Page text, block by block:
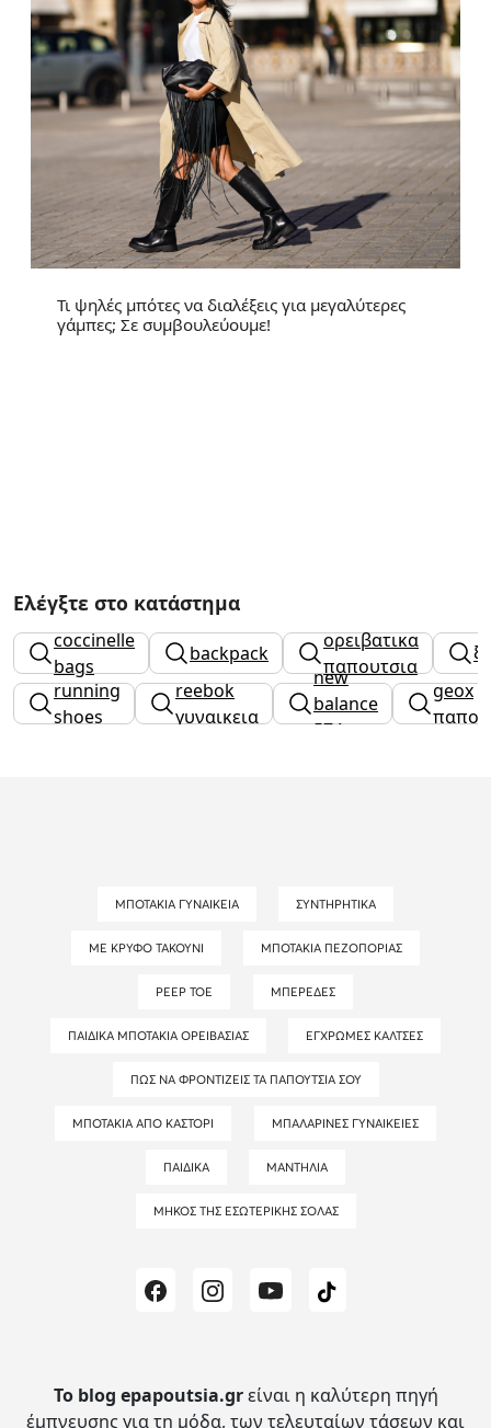
Τι ψηλές μπότες να διαλέξεις για μεγαλύτερες
γάμπες; Σε συμβουλεύουμε!
Ελέγξτε στο κατάστημα
coccinelle
bags
backpack
ορειβατικα
παπουτσια
running
shoes
reebok
γυναικεια
new
balance
574
geox
ΜΠΟΤΆΚΙΑ ΓΥΝΑΙΚΕΊΑ ΣΥΝΤΗΡΗΤΙΚΆ
ΜΕ ΚΡΥΦΌ ΤΑΚΟΎΝΙ ΜΠΟΤΆΚΙΑ ΠΕΖΟΠΟΡΊΑΣ
PEEP TOE ΜΠΕΡΈΔΕΣ
ΠΑΙΔΙΚΆ ΜΠΟΤΆΚΙΑ ΟΡΕΙΒΑΣΊΑΣ ΈΓΧΡΩΜΕΣ ΚΆΛΤΣΕΣ
ΠΏΣ ΝΑ ΦΡΟΝΤΊΖΕΙΣ ΤΑ ΠΑΠΟΎΤΣΙΑ ΣΟΥ
ΜΠΟΤΆΚΙΑ ΑΠΌ ΚΑΣΤΌΡΙ ΜΠΑΛΑΡΊΝΕΣ ΓΥΝΑΙΚΕΊΕΣ
ΠΑΙΔΙΚΆ ΜΑΝΤΉΛΙΑ
ΜΉΚΟΣ ΤΗΣ ΕΣΩΤΕΡΙΚΉΣ ΣΌΛΑΣ
Το blog epapoutsia.grείναι η καλύτερη πηγή
έμπνευσης για τη μόδα, των τελευταίων τάσεων και